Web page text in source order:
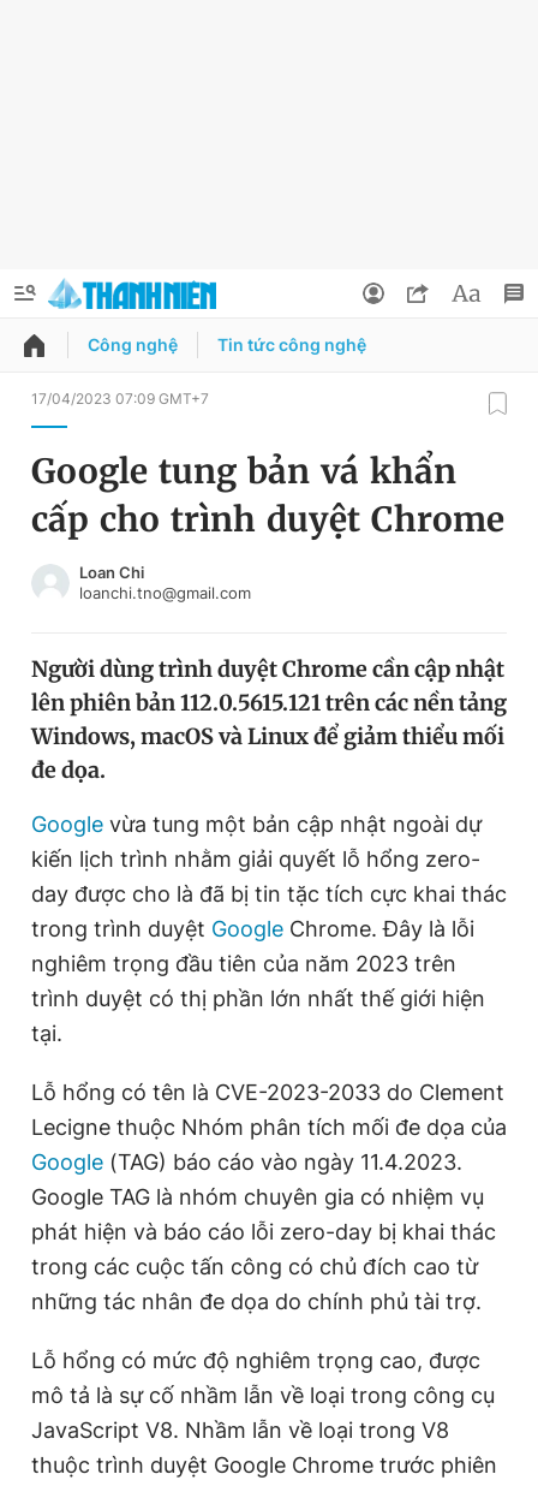
QUẢNG CÁO ĐẶT BÁO
Chuyên mục
Chuyên mục khác
Tin thị trường Tin 360
Video
Sản phẩm khác
Tiện ích Bạn cần biết
Thông tin tòa soạn Liên hệ quảng cáo
Đọc Thanh Niên trên điện thoại
Theo dõi báo trên
0906 645 777
Liên hệ quảng cáo
0908 780 404
Đặt báo Quảng cáo RSS Tòa soạn Chính sách bảo
Đổi mật khẩu
Tin đã lưu
Tin đã xem
Đăng xuất
Công nghệ Tin tức công nghệ
17/04/2023 07:09 GMT+7
Google tung bản vá khẩn
cấp cho trình duyệt Chrome
Loan Chi
loanchi.tno@gmail.com
Người dùng trình duyệt Chrome cần cập nhật
lên phiên bản 112.0.5615.121 trên các nền tảng
Windows, macOS và Linux để giảm thiểu mối
đe dọa.
Google vừa tung một bản cập nhật ngoài dự
kiến lịch trình nhằm giải quyết lỗ hổng zero-
day được cho là đã bị tin tặc tích cực khai thác
trong trình duyệt Google Chrome. Đây là lỗi
nghiêm trọng đầu tiên của năm 2023 trên
trình duyệt có thị phần lớn nhất thế giới hiện
tại.
Lỗ hổng có tên là CVE-2023-2033 do Clement
Lecigne thuộc Nhóm phân tích mối đe dọa của
Google (TAG) báo cáo vào ngày 11.4.2023.
Google TAG là nhóm chuyên gia có nhiệm vụ
phát hiện và báo cáo lỗi zero-day bị khai thác
trong các cuộc tấn công có chủ đích cao từ
những tác nhân đe dọa do chính phủ tài trợ.
Lỗ hổng có mức độ nghiêm trọng cao, được
mô tả là sự cố nhầm lẫn về loại trong công cụ
JavaScript V8. Nhầm lẫn về loại trong V8
thuộc trình duyệt Google Chrome trước phiên